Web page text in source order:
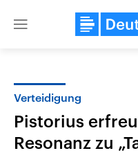
Close
Verteidigung
Pistorius
Resonanz zu